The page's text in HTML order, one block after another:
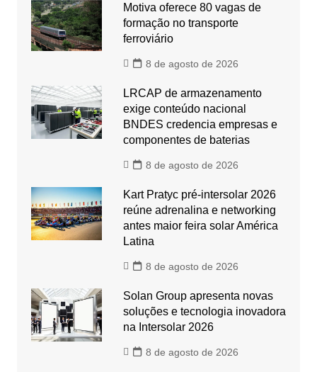
Motiva oferece 80 vagas de
formação no transporte
ferroviário
8 de agosto de 2026
LRCAP de armazenamento
exige conteúdo nacional
BNDES credencia empresas e
componentes de baterias
8 de agosto de 2026
Kart Pratyc pré-intersolar 2026
reúne adrenalina e networking
antes maior feira solar América
Latina
8 de agosto de 2026
Solan Group apresenta novas
soluções e tecnologia inovadora
na Intersolar 2026
8 de agosto de 2026